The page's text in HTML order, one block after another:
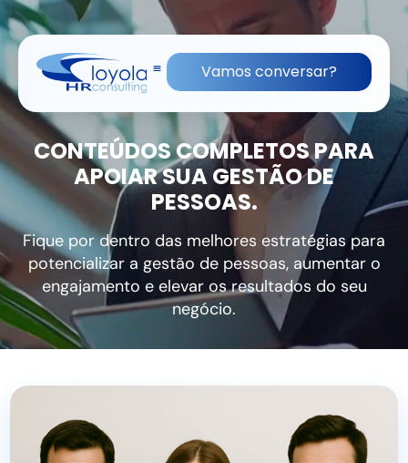
(11) 91836-0813 contato@lhrc.com.br
Vamos conversar?
CONTEÚDOS COMPLETOS PARA
APOIAR SUA GESTÃO DE
PESSOAS.
Fique por dentro das melhores estratégias para
potencializar a gestão de pessoas, aumentar o
engajamento e elevar os resultados do seu
negócio.